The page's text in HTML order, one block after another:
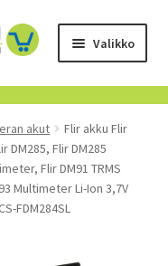
Valikko
akut
Flir akku Flir
DM285, Flir DM285
Flir DM91 TRMS
Multimeter Li-Ion 3,7V
FDM284SL